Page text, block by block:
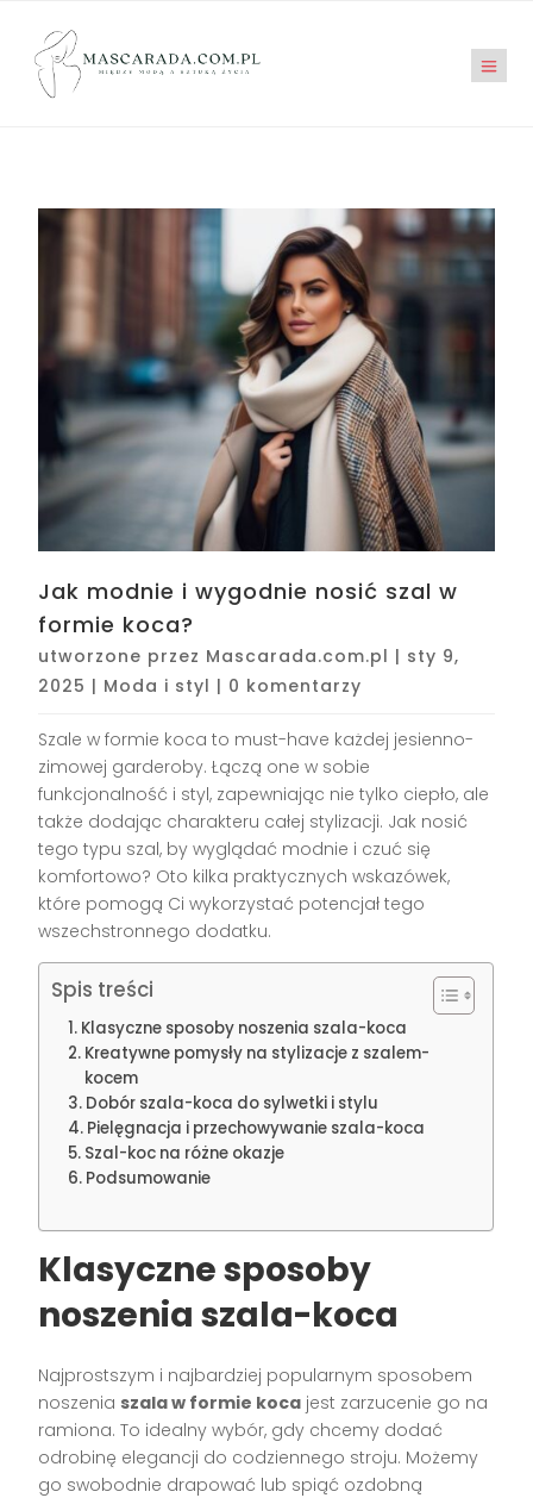
Jak modnie i wygodnie nosić szal w
formie koca?
utworzone przez Mascarada.com.pl | sty 9,
2025 | Moda i styl | 0 komentarzy
Szale w formie koca to must-have każdej jesienno-
zimowej garderoby. Łączą one w sobie
funkcjonalność i styl, zapewniając nie tylko ciepło, ale
także dodając charakteru całej stylizacji. Jak nosić
tego typu szal, by wyglądać modnie i czuć się
komfortowo? Oto kilka praktycznych wskazówek,
które pomogą Ci wykorzystać potencjał tego
wszechstronnego dodatku.
Spis treści
Klasyczne sposoby noszenia szala-koca
Kreatywne pomysły na stylizacje z szalem-
kocem
Dobór szala-koca do sylwetki i stylu
Pielęgnacja i przechowywanie szala-koca
Szal-koc na różne okazje
Podsumowanie
Klasyczne sposoby
noszenia szala-koca
Najprostszym i najbardziej popularnym sposobem
noszenia szala w formie koca jest zarzucenie go na
ramiona. To idealny wybór, gdy chcemy dodać
odrobinę elegancji do codziennego stroju. Możemy
go swobodnie drapować lub spiąć ozdobną